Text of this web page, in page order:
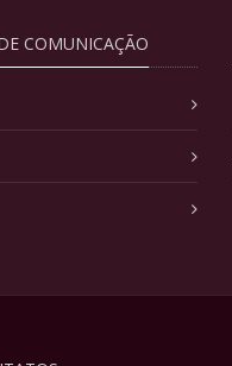
COMUNICAÇÃO